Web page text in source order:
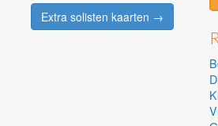
Extra solisten kaarten →